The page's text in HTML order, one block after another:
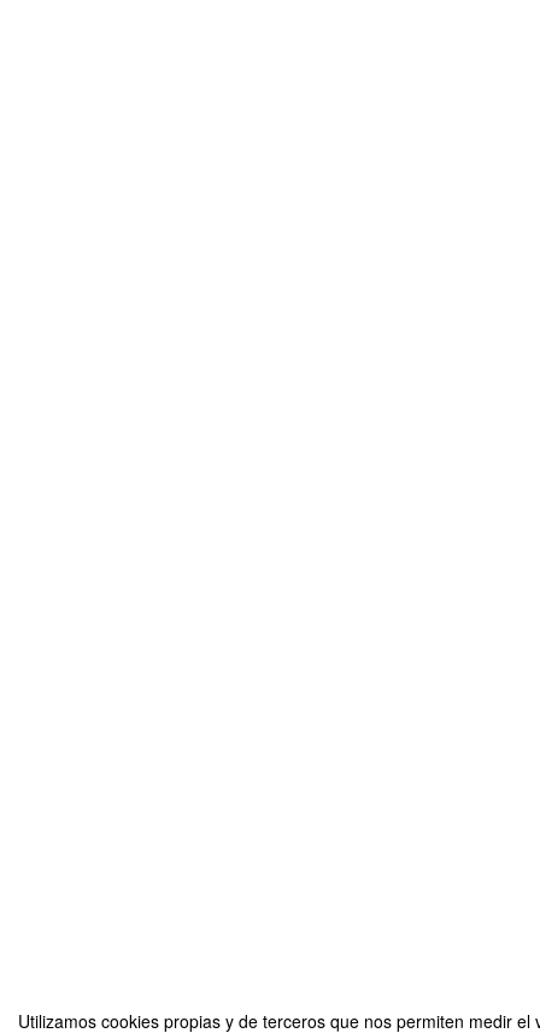
Utilizamos cookies propias y de terceros que nos permiten medir